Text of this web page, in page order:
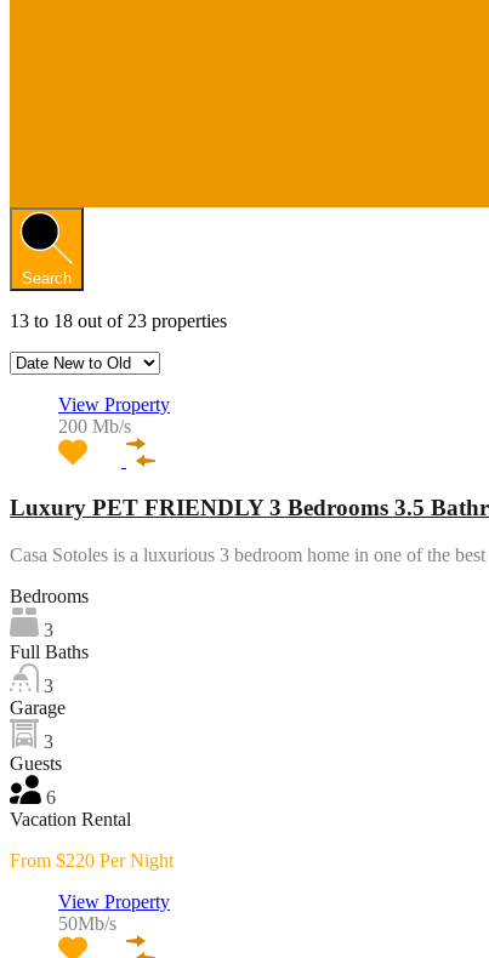
Search
13 to 18 out of 23 properties
View Property
200 Mb/s
Luxury PET FRIENDLY 3 Bedrooms 3.5
Casa Sotoles is a luxurious 3 bedroom home in one of the
Bedrooms
3
Full Baths
3
Garage
3
Guests
6
Vacation Rental
From $220 Per Night
View Property
50Mb/s